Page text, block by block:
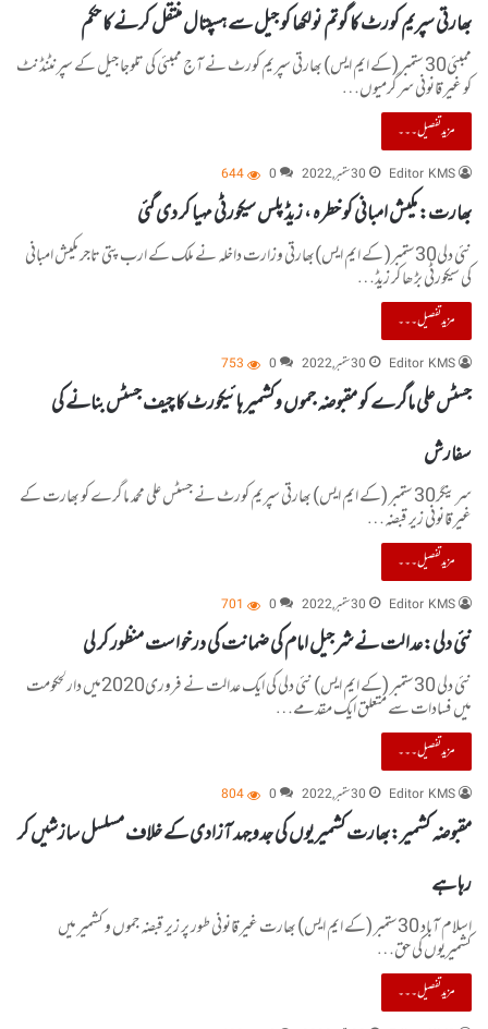
بھارتی سپریم کورٹ کا گوتم نولکھا کو جیل سے ہسپتال منتقل کرنے کا حکم
ممبئی30 ستمبر (کے ایم ایس) بھارتی سپریم کورٹ نے آج ممبئی کی تلوجا جیل کے سپرنٹنڈنٹ
کو غیر قانونی سرگرمیوں…
مزید تفصیل۔۔۔
Editor KMS 30 ستمبر, 2022 0
644
بھارت: مکیش امبانی کو خطرہ ، زیڈ پلس سیکورٹی مہیا کر دی گئی
نئی دلی30ستمبر( کے ایم ایس)بھارتی وزارت داخلہ نے ملک کے ارب پتی تاجر مکیش امبانی
کی سیکورٹی بڑھا کر زیڈ…
مزید تفصیل۔۔۔
Editor KMS 30 ستمبر, 2022 0
753
جسٹس علی ماگرے کو مقبوضہ جموں وکشمیر ہائیکورٹ کا چیف جسٹس بنانے کی
سفارش
سرینگر30 ستمبر (کے ایم ایس) بھارتی سپریم کورٹ نے جسٹس علی محمد ماگرے کو بھارت کے
غیر قانونی زیر قبضہ…
مزید تفصیل۔۔۔
Editor KMS 30 ستمبر, 2022 0
701
نئی دلی:عدالت نے شرجیل امام کی ضمانت کی درخواست منظور کر لی
نئی دلی 30ستمبر (کے ایم ایس) نئی دلی کی ایک عدالت نے فروری2020میں دارلحکومت
میں فسادات سے متعلق ایک مقدمے…
مزید تفصیل۔۔۔
Editor KMS 30 ستمبر, 2022 0
804
مقبوضہ کشمیر:بھارت کشمیریوں کی جدوجہد آزادی کے خلاف مسلسل سازشیں کر
رہا ہے
اسلام آباد 30ستمبر (کے ایم ایس) بھارت غیر قانونی طور پر زیر قبضہ جموں و کشمیر میں
کشمیریوں کی حق…
مزید تفصیل۔۔۔